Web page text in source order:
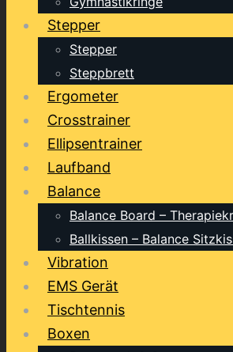
Stepper
Stepper
Steppbrett
Ergometer
Crosstrainer
Ellipsentrainer
Laufband
Balance
Balance Board –
Ballkissen – Balance
Vibration
EMS Gerät
Tischtennis
Boxen